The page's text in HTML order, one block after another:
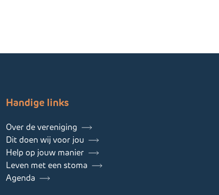
Handige links
Over de vereniging
Dit doen wij voor jou
Help op jouw manier
Leven met een stoma
Agenda